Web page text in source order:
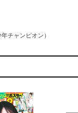
チャンピオン）